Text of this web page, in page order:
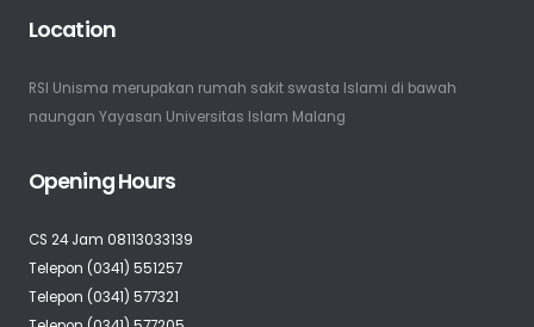
Location
RSI Unisma merupakan rumah sakit swasta Islami di bawah
naungan Yayasan Universitas Islam Malang
Opening Hours
CS 24 Jam 08113033139
Telepon (0341) 551257
Telepon (0341) 577321